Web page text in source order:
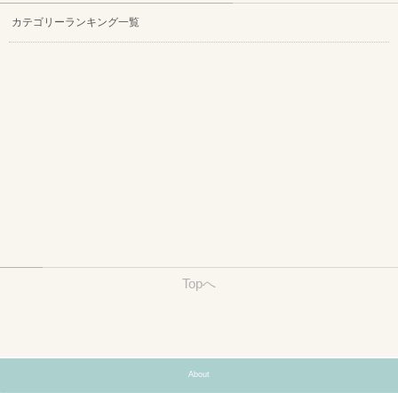
カテゴリーランキング一覧
Topへ
About